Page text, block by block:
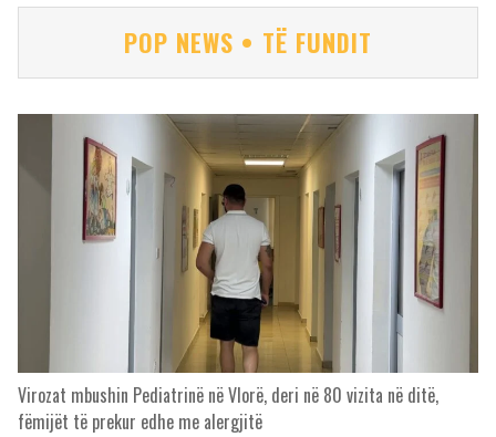
POP NEWS • TË FUNDIT
Virozat mbushin Pediatrinë në Vlorë, deri në 80 vizita në ditë,
fëmijët të prekur edhe me alergjitë